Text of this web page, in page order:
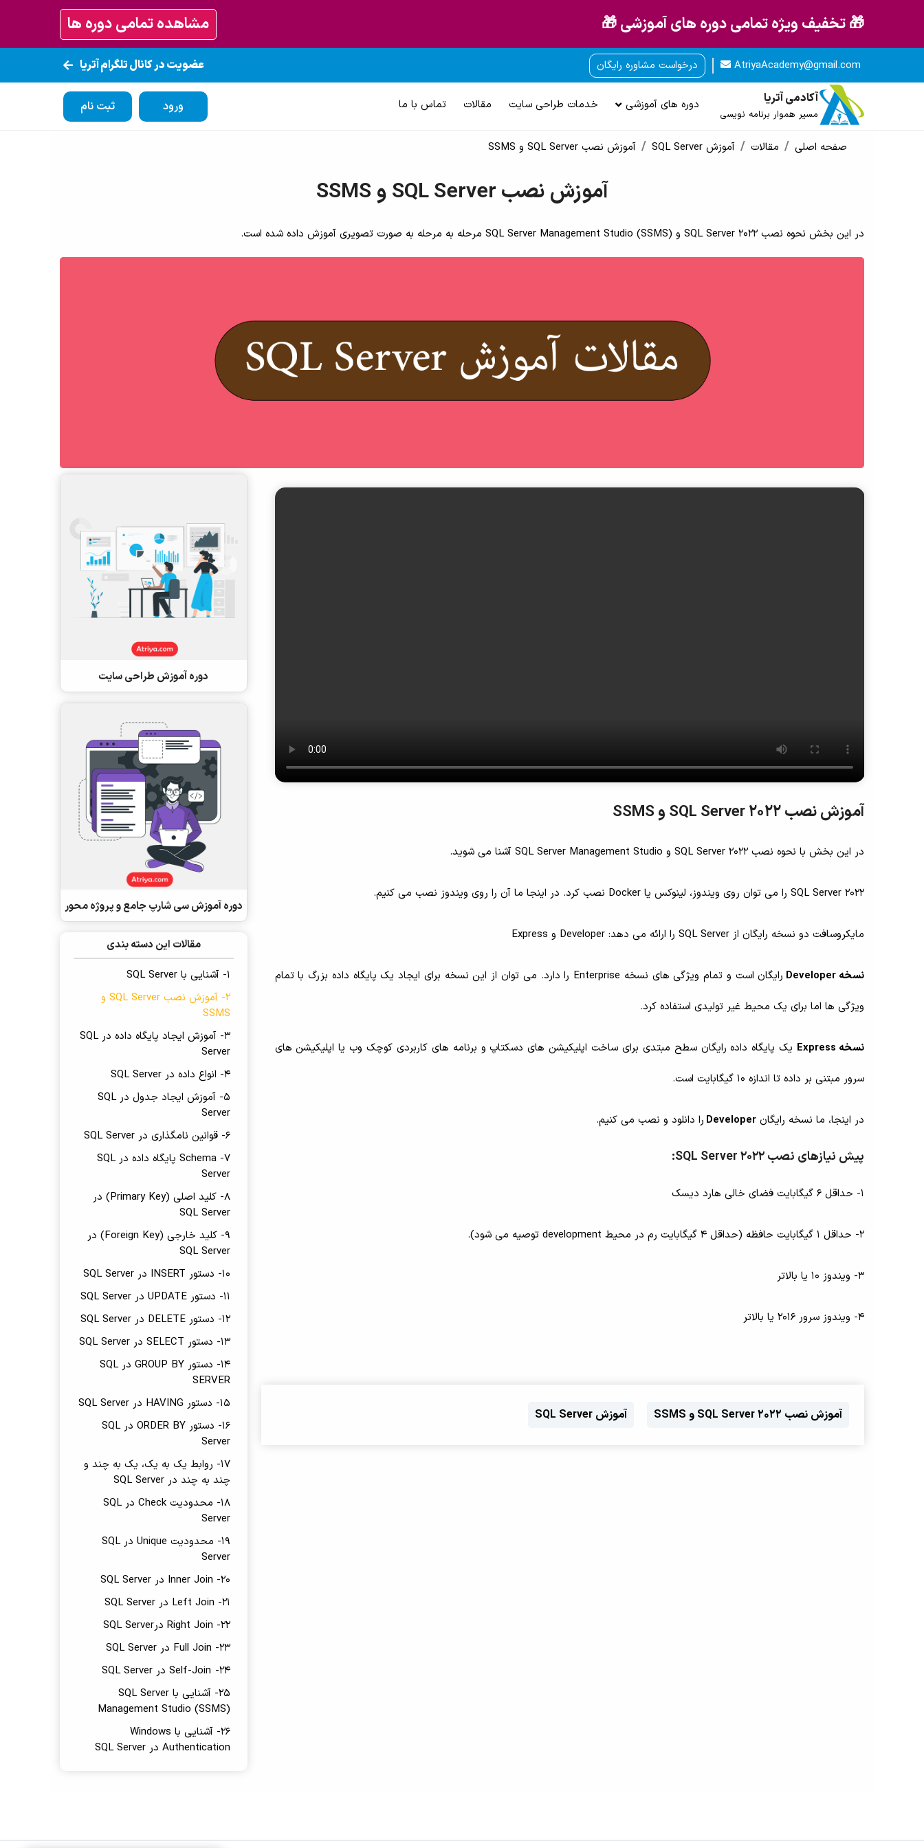
🎁 تخفیف ویژه تمامی دوره های آموزشی 🎁 مشاهده تمامی دوره ها
AtriyaAcademy@gmail.com درخواست مشاوره رایگان
عضویت در کانال تلگرام آتریا
آکادمی آتریا
مسیر هموار برنامه نویسی
دوره های آموزشی خدمات طراحی سایت مقالات تماس با ما ورود ثبت نام
صفحه اصلی مقالات آموزش SQL Server آموزش نصب SQL Server و SSMS
آموزش نصب SQL Server و SSMS
در این بخش نحوه نصب SQL Server 2022 و SQL Server Management Studio (SSMS) مرحله به مرحله به صورت تصویری آموزش داده شده است.
آموزش نصب SQL Server 2022 و SSMS
در این بخش با نحوه نصب SQL Server 2022 و SQL Server Management Studio آشنا می شوید.
SQL Server 2022 را می توان روی ویندوز، لینوکس یا Docker نصب کرد. در اینجا ما آن را روی ویندوز نصب می کنیم.
مایکروسافت دو نسخه رایگان از SQL Server را ارائه می دهد: Developer و Express
نسخه Developer
رایگان است و تمام ویژگی های نسخه Enterprise را دارد. می توان از این نسخه برای ایجاد یک پایگاه داده بزرگ با تمام
ویژگی ها اما برای یک محیط غیر تولیدی استفاده کرد.
نسخه Express
یک پایگاه داده رایگان سطح مبتدی برای ساخت اپلیکیشن های دسکتاپ و برنامه های کاربردی کوچک وب یا اپلیکیشن های
سرور مبتنی بر داده تا اندازه 10 گیگابایت است.
در اینجا، ما نسخه رایگان Developer را دانلود و نصب می کنیم.
پیش نیازهای نصب SQL Server 2022:
1- حداقل 6 گیگابایت فضای خالی هارد دیسک
2- حداقل 1 گیگابایت حافظه (حداقل 4 گیگابایت رم در محیط development توصیه می شود).
3- ویندوز 10 یا بالاتر
4- ویندوز سرور 2016 یا بالاتر
آموزش نصب SQL Server 2022 و SSMS آموزش SQL Server
دوره آموزش طراحی سایت
دوره آموزش سی شارپ جامع و پروژه محور
مقالات این دسته بندی
1- آشنایی با SQL Server
2- آموزش نصب SQL Server و
SSMS
3- آموزش ایجاد پایگاه داده در SQL
Server
4- انواع داده در SQL Server
5- آموزش ایجاد جدول در SQL
Server
6- قوانین نامگذاری در SQL Server
7- Schema پایگاه داده در SQL
Server
8- کلید اصلی (Primary Key) در
SQL Server
9- کلید خارجی (Foreign Key) در
SQL Server
10- دستور INSERT در SQL Server
11- دستور UPDATE در SQL Server
12- دستور DELETE در SQL Server
13- دستور SELECT در SQL Server
14- دستور GROUP BY در SQL
SERVER
15- دستور HAVING در SQL Server
16- دستور ORDER BY در SQL
Server
17- روابط یک به یک، یک به چند و
چند به چند در SQL Server
18- محدودیت Check در SQL
Server
19- محدودیت Unique در SQL
Server
20- Inner Join در SQL Server
21- Left Join در SQL Server
22- Right Join درSQL Server
23- Full Join در SQL Server
24- Self-Join در SQL Server
25- آشنایی با SQL Server
Management Studio (SSMS)
26- آشنایی با Windows
Authentication در SQL Server